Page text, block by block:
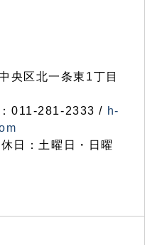
区北一条東1丁目
011-281-2333 / h-
日：土曜日・日曜